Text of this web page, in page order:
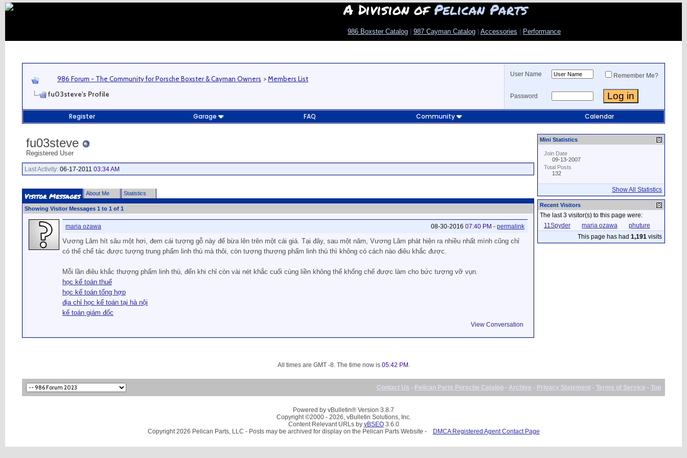
A Division ofPelican Parts
986 Boxster Catalog 987 Cayman Catalog Accessories Performance
986 Forum - The Community for Porsche Boxster & Cayman Owners >Members List
fu03steve's Profile
User Name Remember Me?
Password
Register Garage FAQ Community Calendar
fu03steve
Registered User
Last Activity: 06-17-2011 03:34 AM
Visitor Messages About Me Statistics
Showing Visitor Messages 1 to 1 of 1
08-30-2016 07:40 PM - permalink
maria ozawa
Vương Lâm hít sâu một hơi, đem cái tượng gỗ này để bừa lên trên một cái giá. Tại đây, sau một năm, Vương Lâm phát hiện ra nhiều nhất mình cũng chỉ
có thể chế tác được tượng trung phẩm linh thú mà thôi, còn tượng thượng phẩm linh thú thì không có cách nào điêu khắc được.
Mỗi lần điêu khắc thượng phẩm linh thú, đến khi chỉ còn vài nét khắc cuối cùng liền không thể khống chế được làm cho bức tượng vỡ vụn.
học kế toán thuế
học kế toán tổng hợp
địa chỉ học kế toán tại hà nội
kế toán giám đốc
View Conversation
Mini Statistics
Join Date
09-13-2007
Total Posts
132
Show All Statistics
Recent Visitors
The last 3 visitor(s) to this page were:
11Spyder
maria ozawa
phuture
This page has had 1,191 visits
All times are GMT -8. The time now is 05:42 PM .
Contact Us - Pelican Parts Porsche Catalog - Archive - Privacy Statement - Terms of Service - Top
Powered by vBulletin® Version 3.8.7
Copyright ©2000 - 2026, vBulletin Solutions, Inc.
Content Relevant URLs by vBSEO3.6.0
Copyright 2026 Pelican Parts, LLC - Posts may be archived for display on the Pelican Parts Website -
DMCA Registered Agent Contact Page